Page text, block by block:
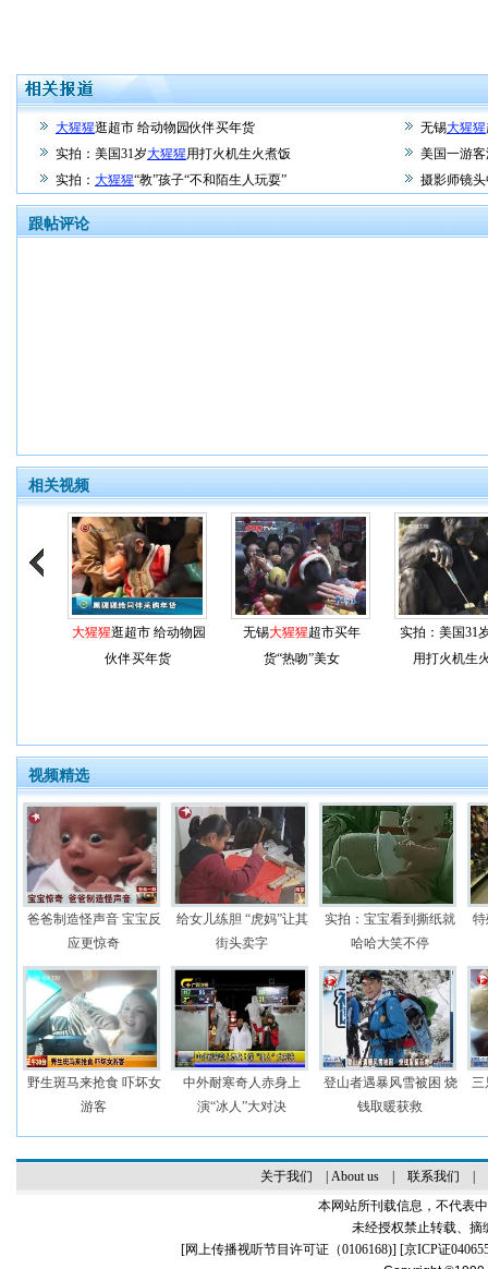
大猩猩逛超市 给动物园伙伴买年货 无锡大猩猩
实拍：美国31岁大猩猩用打火机生火煮饭
美国一游
实拍： 大猩猩“教”孩子“不和陌生人玩耍” 摄影师镜
跟帖评论
相关视频
大猩猩逛超市 给动物园
伙伴买年货
无锡大猩猩超市买年
货“热吻”美女
实拍：美国31
用打火机生
视频精选
爸爸制造怪声音 宝宝反
应更惊奇
给女儿练胆 “虎妈”让其
街头卖字
实拍：宝宝看到撕纸就
哈哈大笑不停
特
野生斑马来抢食 吓坏女
游客
中外耐寒奇人赤身上
演“冰人”大对决
登山者遇暴风雪被困 烧
钱取暖获救
三
关于我们 About us| 联系我们
本网站所刊载信息，不代表
未经授权禁止转载、摘
[网上传播视听节目许可证（0106168)] [京ICP证